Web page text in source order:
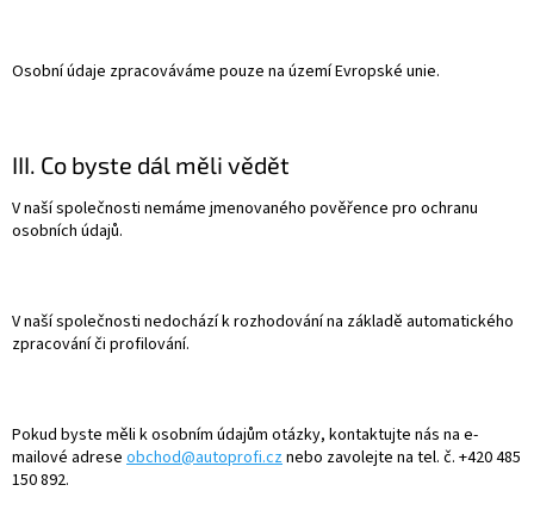
Osobní údaje zpracováváme pouze na území Evropské unie.
III. Co byste dál měli vědět
V naší společnosti nemáme jmenovaného pověřence pro ochranu
osobních údajů.
V naší společnosti nedochází k rozhodování na základě automatického
zpracování či profilování.
Pokud byste měli k osobním údajům otázky, kontaktujte nás na e-
mailové adrese obchod@autoprofi.cznebo zavolejte na tel. č. +420 485
150 892.